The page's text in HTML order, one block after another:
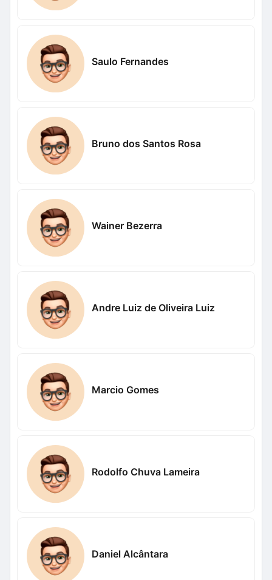
Saulo Fernandes
Bruno dos Santos Rosa
Wainer Bezerra
Andre Luiz de Oliveira Luiz
Marcio Gomes
Rodolfo Chuva Lameira
Daniel Alcântara